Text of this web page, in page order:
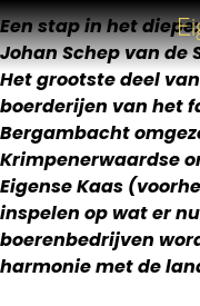
Skip
to
content
Een stap in het
Johan Schep van de
Het grootste deel
boerderijen van het
Bergambacht
Krimpenerwaardse
Eigense Kaas
inspelen op wat er
boerenbedrijven
harmonie met de